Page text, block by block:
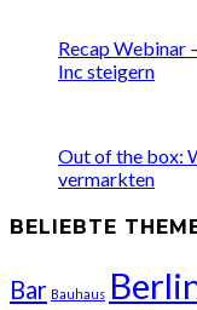
Recap Webinar
Inc steigern
Out of the box:
vermarkten
BELIEBTE
Bar Bauhaus